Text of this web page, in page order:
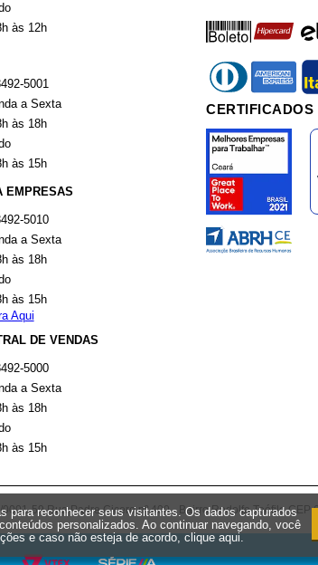
às 12h
5001
a Sexta
às 18h
às 15h
EMPRESAS
5010
a Sexta
às 18h
às 15h
Aqui
DE VENDAS
5000
a Sexta
às 18h
às 15h
boleto
diners american itau
CERTIFICADOS
59 Rua Padre Cicero nº 400 - Bairro Rodolfo Teófilo CEP
para reconhecer seus visitantes. Os dados capturados
personalizados. Ao continuar navegando, você
e caso não esteja de acordo,clique aqui.